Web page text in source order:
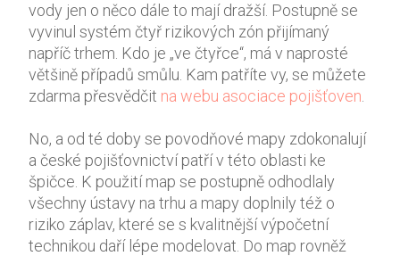
vody jen o něco dále to mají dražší. Postupně se
vyvinul systém čtyř rizikových zón přijímaný
napříč trhem. Kdo je „ve čtyřce“, má v naprosté
většině případů smůlu. Kam patříte vy, se můžete
zdarma přesvědčit na webu asociace pojišťoven
No, a od té doby se povodňové mapy zdokonalují
a české pojišťovnictví patří v této oblasti ke
špičce. K použití map se postupně odhodlaly
všechny ústavy na trhu a mapy doplnily též o
riziko záplav, které se s kvalitnější výpočetní
technikou daří lépe modelovat. Do map rovněž